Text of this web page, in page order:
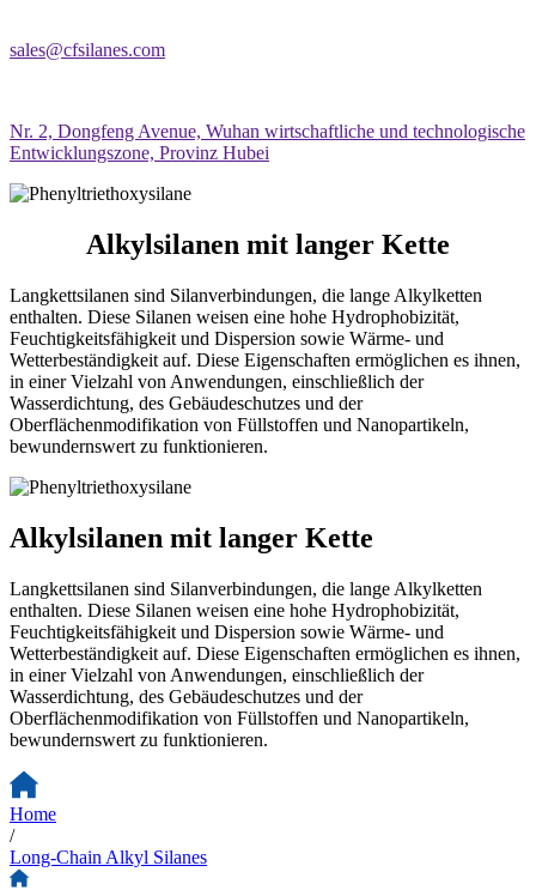
sales@cfsilanes.com
Nr. 2, Dongfeng Avenue, Wuhan wirtschaftliche und technologische
Entwicklungszone, Provinz Hubei
Alkylsilanen mit langer Kette
Langkettsilanen sind Silanverbindungen, die lange Alkylketten
enthalten. Diese Silanen weisen eine hohe Hydrophobizität,
Feuchtigkeitsfähigkeit und Dispersion sowie Wärme- und
Wetterbeständigkeit auf. Diese Eigenschaften ermöglichen es ihnen,
in einer Vielzahl von Anwendungen, einschließlich der
Wasserdichtung, des Gebäudeschutzes und der
Oberflächenmodifikation von Füllstoffen und Nanopartikeln,
bewundernswert zu funktionieren.
Alkylsilanen mit langer Kette
Langkettsilanen sind Silanverbindungen, die lange Alkylketten
enthalten. Diese Silanen weisen eine hohe Hydrophobizität,
Feuchtigkeitsfähigkeit und Dispersion sowie Wärme- und
Wetterbeständigkeit auf. Diese Eigenschaften ermöglichen es ihnen,
in einer Vielzahl von Anwendungen, einschließlich der
Wasserdichtung, des Gebäudeschutzes und der
Oberflächenmodifikation von Füllstoffen und Nanopartikeln,
bewundernswert zu funktionieren.
Home
/
Long-Chain Alkyl Silanes